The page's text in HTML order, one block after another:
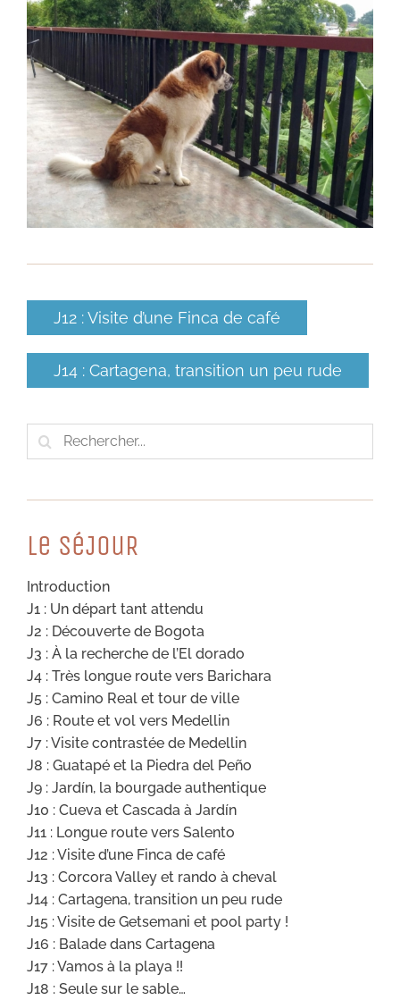
J12 : Visite d’une Finca de café
J14 : Cartagena, transition un peu rude
Rechercher:
Le SéJouR
Introduction
J1 : Un départ tant attendu
J2 : Découverte de Bogota
J3 : À la recherche de l’El dorado
J4 : Très longue route vers Barichara
J5 : Camino Real et tour de ville
J6 : Route et vol vers Medellin
J7 : Visite contrastée de Medellin
J8 : Guatapé et la Piedra del Peño
J9 : Jardín, la bourgade authentique
J10 : Cueva et Cascada à Jardín
J11 : Longue route vers Salento
J12 : Visite d’une Finca de café
J13 : Corcora Valley et rando à cheval
J14 : Cartagena, transition un peu rude
J15 : Visite de Getsemani et pool party !
J16 : Balade dans Cartagena
J17 : Vamos à la playa !!
J18 : Seule sur le sable…